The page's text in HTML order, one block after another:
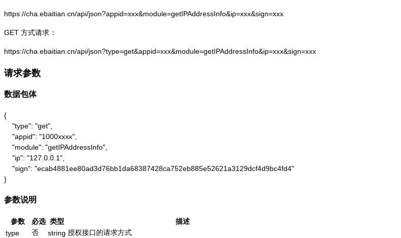
https://cha.ebaitian.cn/api/json?appid=xxx&module=getIPAddressInfo&ip=xxx&sign=xxx
GET 方式请求：
https://cha.ebaitian.cn/api/json?type=get&appid=xxx&module=getIPAddressInfo&ip=xxx&sign=xxx
请求参数
数据包体
{
    "type": "get",
    "appid": "1000xxxx",
    "module": "getIPAddressInfo",
    "ip": "127.0.0.1",
    "sign": "ecab4881ee80ad3d76bb1da68387428ca752eb885e52621a3129dcf4d9bc4fd4"
}
参数说明
参数 必选 类型
描述
type
否 string 授权接口的请求方式